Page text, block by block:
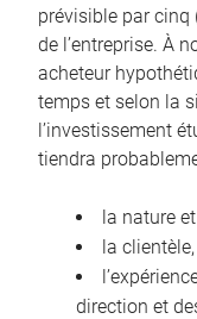
prévisible par cinq
de l’entreprise. À
acheteur
temps et selon la
l’investissement
tiendra
la nature
la clientèle,
direction et